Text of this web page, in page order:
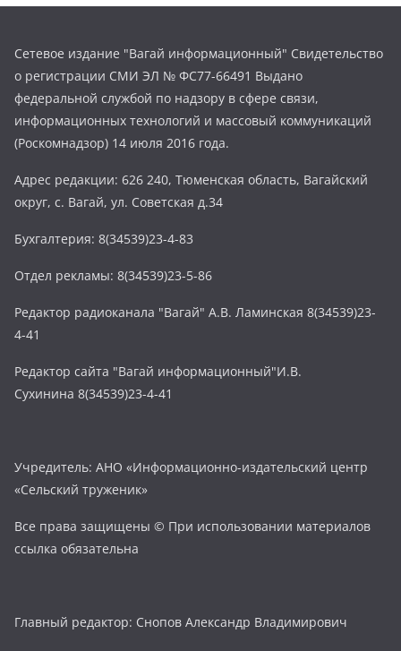
Сетевое издание "Вагай информационный" Свидетельство
о регистрации СМИ ЭЛ № ФС77-66491 Выдано
федеральной службой по надзору в сфере связи,
информационных технологий и массовый коммуникаций
(Роскомнадзор) 14 июля 2016 года.
Адрес редакции: 626 240, Тюменская область, Вагайский
округ, с. Вагай, ул. Советская д.34
Бухгалтерия: 8(34539)23-4-83
Отдел рекламы: 8(34539)23-5-86
Редактор радиоканала "Вагай" А.В. Ламинская 8(34539)23-
4-41
Редактор сайта "Вагай информационный"И.В.
Сухинина 8(34539)23-4-41
Учредитель: АНО «Информационно-издательский центр
«Сельский труженик»
Все права защищены © При использовании материалов
ссылка обязательна
Главный редактор: Снопов Александр Владимирович